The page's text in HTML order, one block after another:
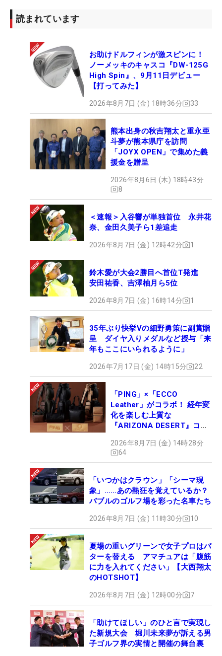
中古クラブも扱う
り換え」も多いと泉店長はいう。「『SIM2ドライバ
ま『ステルスドライバー』を買ってくれています」
と話す。前作よりも性能の良さを感じているゴルフ
ァーが多いのだろう。
では、『ステルス』発売から一週間経って、まだ店
舗でドライバーを買うことは可能なのだろうか。
読まれています
お助けドルフィンが激スピンに！
ノーメッキのキャスコ『DW-125G
High Spin』、9月11日デビュー
【打ってみた】
2026年8月7日 (金) 18時36分 33
熊本出身の秋吉翔太と重永亜
斗夢が熊本県庁を訪問
「JOYX OPEN」で集めた義
援金を贈呈
2026年8月6日 (木) 18時43分
8
＜速報＞入谷響が単独首位 永井花
奈、金田久美子ら1差追走
2026年8月7日 (金) 12時42分 1
鈴木愛が大会2勝目へ首位T発進
安田祐香、吉澤柚月ら5位
2026年8月7日 (金) 16時14分 1
35年ぶり快挙Vの細野勇策に副賞贈
呈 ダイヤ入りメダルなど授与「来
年もここにいられるように」
2026年7月17日 (金) 14時15分 22
「PING」×「ECCO
Leather」がコラボ！ 経年変
化を楽しむ上質な
『ARIZONA DESERT』コレ
ュー
2026年8月7日 (金) 14時28分
64
「いつかはクラウン」「シーマ現
象」……あの熱狂を覚えているか？
バブルのゴルフ場を彩った名車たち
2026年8月7日 (金) 11時30分 10
夏場の重いグリーンで女子プロはパ
ターを替える アマチュアは「腹筋
に力を入れてください」【大西翔太
のHOTSHOT】
2026年8月7日 (金) 12時00分 7
「助けてほしい」のひと言で実現し
た新規大会 堀川未来夢が訴える男
子ゴルフ界の実情と開催の舞台裏